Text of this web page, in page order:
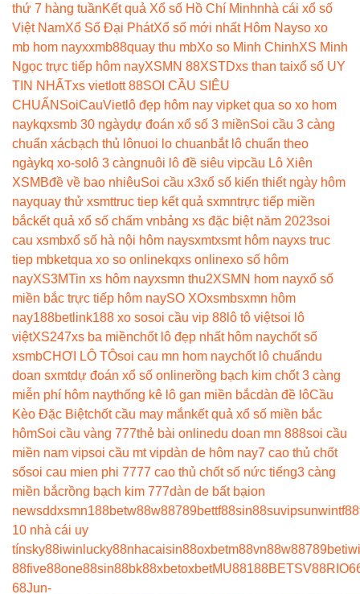
thứ 7 hàng tuầnKết quả Xổ số Hồ Chí Minhnhà cái xổ số
Việt NamXổ Số Đại PhátXổ số mới nhất Hôm Nayso xo
mb hom nayxxmb88quay thu mbXo so Minh ChinhXS Minh
Ngọc trực tiếp hôm nayXSMN 88XSTDxs than taixổ số UY
TIN NHẤTxs vietlott 88SOI CẦU SIÊU
CHUẨN SoiCauVietlô đẹp hôm nay vipket qua so xo hom
naykqxsmb 30 ngàydự đoán xổ số 3 miềnSoi cầu 3 càng
chuẩn xácbạch thủ lônuoi lo chuanbắt lô chuẩn theo
ngàykq xo-so lô 3 càngnuôi lô đề siêu vipcầu Lô Xiên
XSMBđề về bao nhiêuSoi cầu x3xổ số kiến thiết ngày hôm
nayquay thử xsmttruc tiep kết quả sxmntrực tiếp miền
bắckết quả xổ số chấm vnbảng xs đặc biệt năm 2023soi
cau xsmbxổ số hà nội hôm naysxmtxsmt hôm nayxs truc
tiep mbketqua xo so onlinekqxs onlinexo số hôm
nayXS3MTin xs hôm nayxsmn thu2XSMN hom nayxổ số
miền bắc trực tiếp hôm naySO XOxsmbsxmn hôm
nay188betlink188 xo sosoi cầu vip 88 lô tô việtsoi lô
việtXS247xs ba miềnchốt lô đẹp nhất hôm naychốt số
xsmbCHƠI LÔ TÔsoi cau mn hom naychốt lô chuẩndu
doan sxmtdự đoán xổ số onlinerồng bạch kim chốt 3 càng
miễn phí hôm naythống kê lô gan miền bắcdàn đề lôCầu
Kèo Đặc Biệtchốt cầu may mắnkết quả xổ số miền bắc
hômSoi cầu vàng 777thẻ bài onlinedu doan mn 888soi cầu
miền nam vipsoi cầu mt vipdàn de hôm nay7 cao thủ chốt
sốsoi cau mien phi 7777 cao thủ chốt số nức tiếng3 càng
miền bắcrồng bạch kim 777dàn de bất bạion
newsddxsmn188betw88w88789bettf88sin88suvipsunwintf88
10 nhà cái uy
tínsky88iwin lucky88nhacaisin88oxbetm88vn88w88789bet
88five88one88sin88bk88xbetoxbetMU88188BETSV88
68Jun-